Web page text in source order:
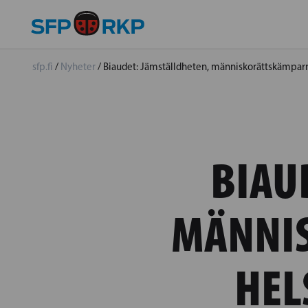
sfp.fi / Nyheter/ Biaudet: Jämställdheten,